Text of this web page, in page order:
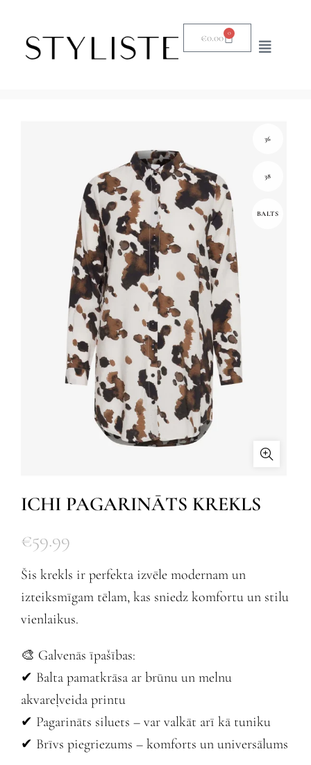
€0.00 0
36
38
BALTS
ICHI PAGARINĀTS KREKLS
€59.99
Šis krekls ir perfekta izvēle modernam un
izteiksmīgam tēlam, kas sniedz komfortu un stilu
vienlaikus.
🎨 Galvenās īpašības:
✔ Balta pamatkrāsa ar brūnu un melnu
akvareļveida printu
✔ Pagarināts siluets – var valkāt arī kā tuniku
✔ Brīvs piegriezums – komforts un universālums